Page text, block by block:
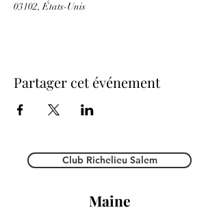
03102, États-Unis
Partager cet événement
Club Richelieu Salem
Maine